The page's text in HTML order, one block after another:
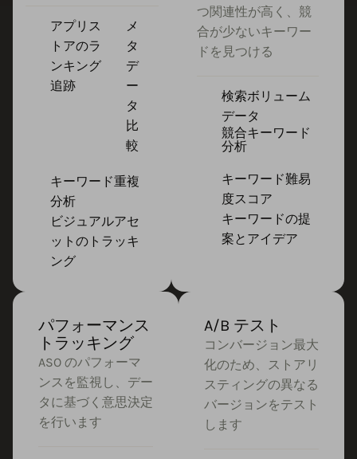
アプリス
トアのラ
ンキング
追跡
メ
タ
デ
ー
タ
比
較
キーワード重複
分析
ビジュアルアセ
ットのトラッキ
ング
つ関連性が高く、競
合が少ないキーワー
ドを見つける
検索ボリューム
データ
競合キーワード
分析
キーワード難易
度スコア
キーワードの提
案とアイデア
パフォーマンス
トラッキング
ASO のパフォーマ
ンスを監視し、デー
タに基づく意思決定
を行います
A/B テスト
コンバージョン最大
化のため、ストアリ
スティングの異なる
バージョンをテスト
します